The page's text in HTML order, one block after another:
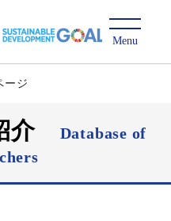
ージ
介
Database of